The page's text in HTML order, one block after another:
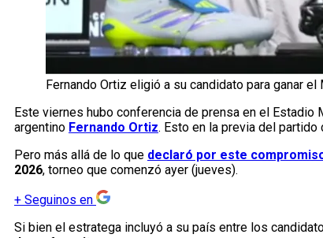
Fernando Ortiz eligió a su candidato para ganar el
Este viernes hubo conferencia de prensa en el Estadio
argentino Fernando Ortiz. Esto en la previa del partido
Pero más allá de lo que declaró por este
2026, torneo que comenzó ayer (jueves).
+ Seguinos en
Si bien el estratega incluyó a su país entre los